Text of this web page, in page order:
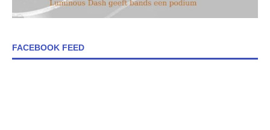
FACEBOOK FEED